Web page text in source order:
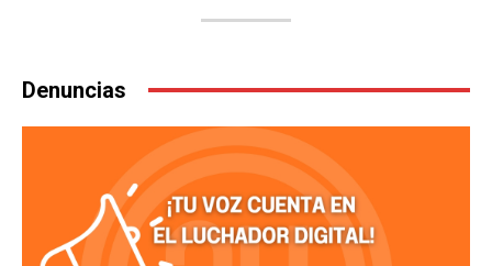
Denuncias